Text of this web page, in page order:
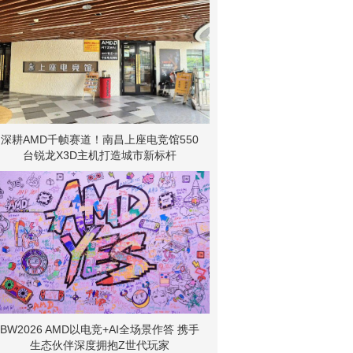
深耕AMD千帧赛道！南昌上座电竞馆550
台锐龙X3D主机打造城市新标杆
BW2026 AMD以电竞+AI全场景作答 携手
生态伙伴深度拥抱Z世代玩家